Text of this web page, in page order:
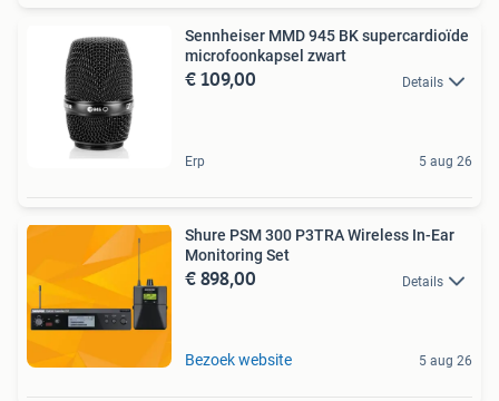
Sennheiser MMD 945 BK supercardioïde
microfoonkapsel zwart
€ 109,00 Details
Erp 5 aug 26
Shure PSM 300 P3TRA Wireless In-Ear
Monitoring Set
€ 898,00 Details
Bezoek website 5 aug 26